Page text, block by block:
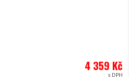
4 359 Kč
s DPH